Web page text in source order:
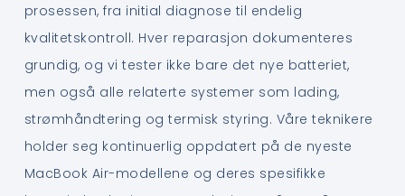
prosessen, fra initial diagnose til endelig
kvalitetskontroll. Hver reparasjon dokumenteres
grundig, og vi tester ikke bare det nye batteriet,
men også alle relaterte systemer som lading,
strømhåndtering og termisk styring. Våre teknikere
holder seg kontinuerlig oppdatert på de nyeste
MacBook Air-modellene og deres spesifikke